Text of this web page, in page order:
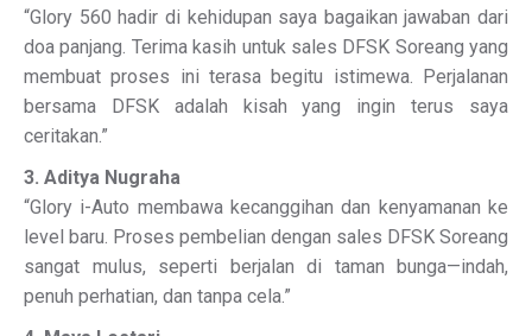
“Glory 560 hadir di kehidupan saya bagaikan jawaban dari
doa panjang. Terima kasih untuk sales DFSK Soreang yang
membuat proses ini terasa begitu istimewa. Perjalanan
bersama DFSK adalah kisah yang ingin terus saya
ceritakan.”
3. Aditya Nugraha
“Glory i-Auto membawa kecanggihan dan kenyamanan ke
level baru. Proses pembelian dengan sales DFSK Soreang
sangat mulus, seperti berjalan di taman bunga—indah,
penuh perhatian, dan tanpa cela.”